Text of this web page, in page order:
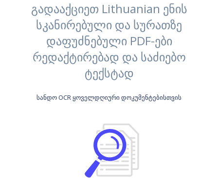
გადააქციეთ Lithuanian ენის
სკანირებული და სურათზე
დაფუძნებული PDF-ები
რედაქტირებად და საძიებო
ტექსტად
სანდო OCR ყოველდღიური დოკუმენტებისთვის